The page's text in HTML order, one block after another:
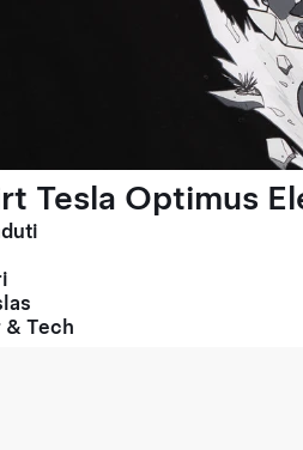
Tesla Optimus
& Tech